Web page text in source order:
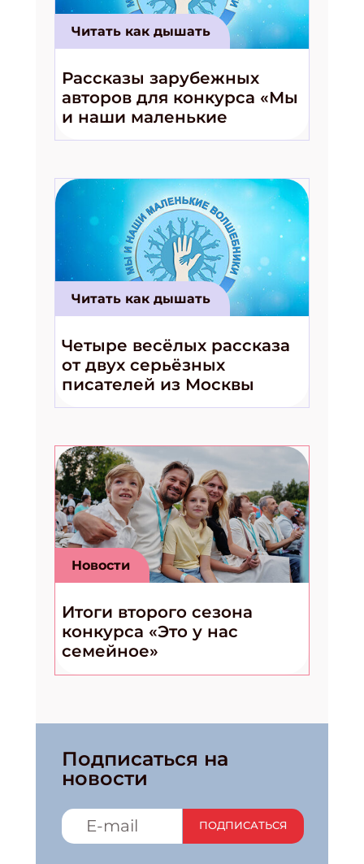
Читать как дышать
Рассказы зарубежных
авторов для конкурса «Мы
и наши маленькие
волшебники!»
Читать как дышать
Четыре весёлых рассказа
от двух серьёзных
писателей из Москвы
Новости
Итоги второго сезона
конкурса «Это у нас
семейное»
Подписаться на
новости
ПОДПИСАТЬСЯ
Укажите Ваш Email
ПОДПИСАТЬСЯ